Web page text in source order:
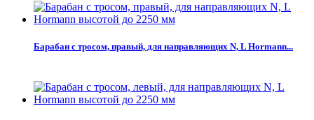
Барабан с тросом, правый, для направляющих N, L Hormann...